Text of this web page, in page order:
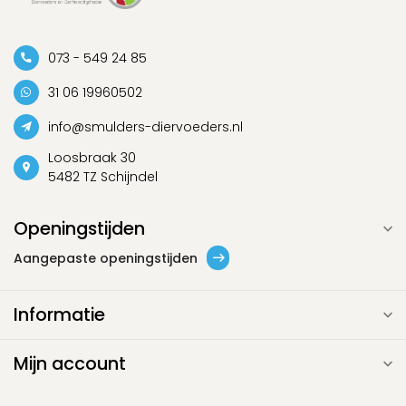
073 - 549 24 85
31 06 19960502
info@smulders-diervoeders.nl
Loosbraak 30
5482 TZ Schijndel
Openingstijden
Aangepaste openingstijden
Informatie
Mijn account